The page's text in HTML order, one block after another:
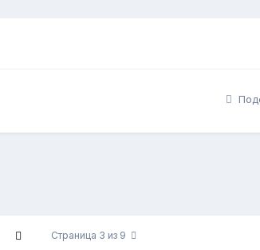
Страница 3 из 9